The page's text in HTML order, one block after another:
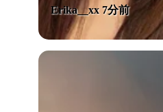
Erika__xx 7分前